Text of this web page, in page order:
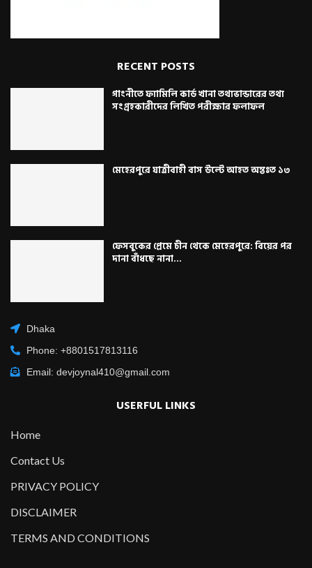
RECENT POSTS
গাংনীতে ফ্যামিলি কার্ড খানা তথ্যভান্ডারের তথ্য
সংগ্রহকারীদের লিখিত পরীক্ষার ফলাফল
মেহেরপুরে যাত্রীবাহী বাস উল্টে আহত অন্তঃত ১৩
ফেসবুকের প্রেমে চীন থেকে মেহেরপুরে: বিয়ের পর
দানা বাঁধছে নানা...
Dhaka
Phone: +8801517813116
Email: devjoynal410@gmail.com
USERFUL LINKS
Home
Contact Us
PRIVACY POLICY
DISCLAIMER
TERMS AND CONDITIONS